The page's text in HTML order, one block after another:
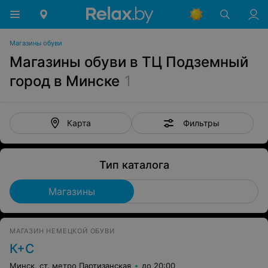
Магазины обуви
Магазины обуви в ТЦ Подземный
город в Минске 1
Карта Фильтры
Тип каталога
Магазины
МАГАЗИН НЕМЕЦКОЙ ОБУВИ
К+С
Минск, ст. метро Партизанская до 20:00